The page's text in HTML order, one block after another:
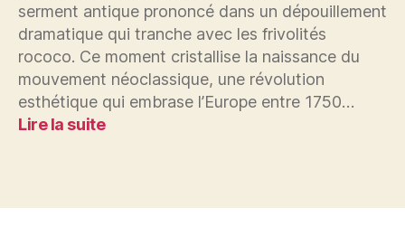
serment antique prononcé dans un dépouillement
dramatique qui tranche avec les frivolités
rococo. Ce moment cristallise la naissance du
mouvement néoclassique, une révolution
esthétique qui embrase l’Europe entre 1750…
Lire la suite: